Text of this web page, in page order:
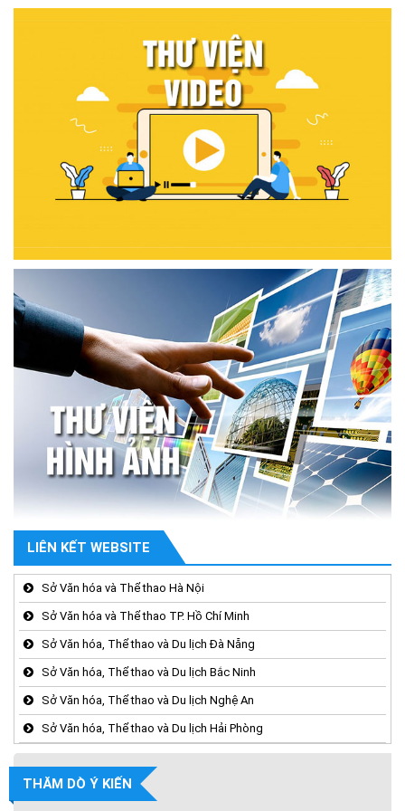
LIÊN KẾT WEBSITE
Sở Văn hóa và Thể thao Hà Nội
Sở Văn hóa và Thể thao TP. Hồ Chí Minh
Sở Văn hóa, Thể thao và Du lịch Đà Nẵng
Sở Văn hóa, Thể thao và Du lịch Bắc Ninh
Sở Văn hóa, Thể thao và Du lịch Nghệ An
Sở Văn hóa, Thể thao và Du lịch Hải Phòng
THĂM DÒ Ý KIẾN